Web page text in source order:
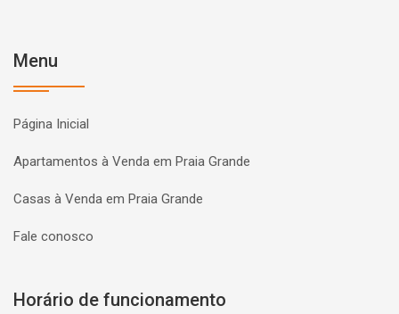
Menu
Página Inicial
Apartamentos à Venda em Praia Grande
Casas à Venda em Praia Grande
Fale conosco
Horário de funcionamento